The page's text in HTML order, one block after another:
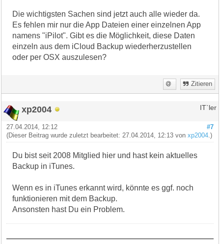
Die wichtigsten Sachen sind jetzt auch alle wieder da.
Es fehlen mir nur die App Dateien einer einzelnen App
namens "iPilot". Gibt es die Möglichkeit, diese Daten
einzeln aus dem iCloud Backup wiederherzustellen
oder per OSX auszulesen?
Zitieren
xp2004 IT`ler
#7
27.04.2014, 12:12
(Dieser Beitrag wurde zuletzt bearbeitet: 27.04.2014, 12:13 vonxp2004 .)
Du bist seit 2008 Mitglied hier und hast kein aktuelles
Backup in iTunes.
Wenn es in iTunes erkannt wird, könnte es ggf. noch
funktionieren mit dem Backup.
Ansonsten hast Du ein Problem.